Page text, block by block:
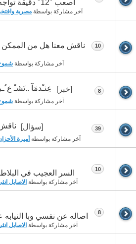
أصعب "12" دقيقة تواجه الإنسان في حياتهْ
آخر مشاركة بواسطة مصرية
ناقش معنا هل من
آخر مشاركة بواسطة
10
[خبر] عِنـْدمَآ ..تَشـْ ع
آخر مشاركة بواسطة
8
[سؤال]
آخر مشاركة بواسطة أميرة
39
السر العجيب في
آخر مشاركة بواسطة الاصايل
10
اصاله عن نفسي وبا النيابه
آخر مشاركة بواسطة الاصايل
8